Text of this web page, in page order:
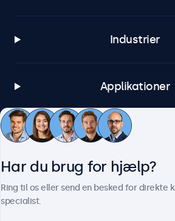
Industrier
Applikationer
Kundeservice
Har du brug for hjælp?
Ring til os eller send en besked for direkte
specialist.